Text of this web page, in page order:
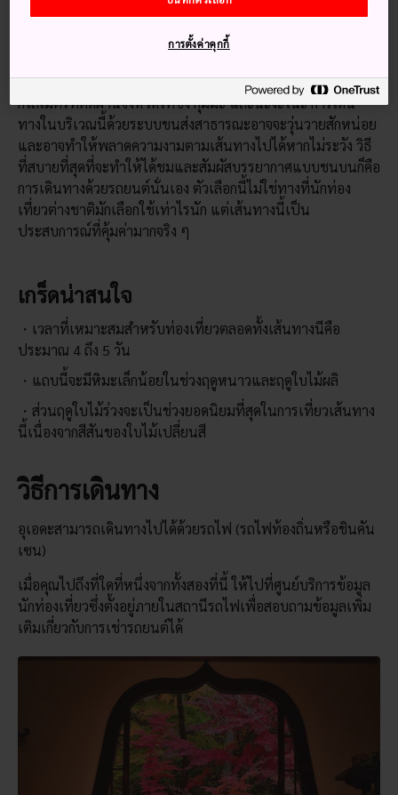
Photo credit: Japanische Romantische Straβe
ถนนสายโรแมนติกญี่ปุ่นเป็นเส้นทางยาวประมาณ 320
กิโลเมตรที่ตัดผ่านจังหวัดโทชิงิ กุมมะ และนะงะโนะ การเดิน
ทางในบริเวณนี้ด้วยระบบขนส่งสาธารณะอาจจะวุ่นวายสักหน่อย
และอาจทำให้พลาดความงามตามเส้นทางไปได้หากไม่ระวัง วิธี
ที่สบายที่สุดที่จะทำให้ได้ชมและสัมผัสบรรยากาศแบบชนบนก็คือ
การเดินทางด้วยรถยนต์นั่นเอง ตัวเลือกนี้ไม่ใช่ทางที่นักท่อง
เที่ยวต่างชาติมักเลือกใช้เท่าไรนัก แต่เส้นทางนี้เป็น
ประสบการณ์ที่คุ้มค่ามากจริง ๆ
เกร็ดน่าสนใจ
เวลาที่เหมาะสมสำหรับท่องเที่ยวตลอดทั้งเส้นทางนีคือ
ประมาณ 4 ถึง 5 วัน
แถบนี้จะมีหิมะเล็กน้อยในช่วงฤดูหนาวและฤดูใบไม้ผลิ
ส่วนฤดูใบไม้ร่วงจะเป็นช่วงยอดนิยมที่สุดในการเที่ยวเส้นทาง
นี้เนื่องจากสีสันของใบไม้เปลี่ยนสี
วิธีการเดินทาง
อุเอดะสามารถเดินทางไปได้ด้วยรถไฟ (รถไฟท้องถิ่นหรือชินคัน
เซน)
เมื่อคุณไปถึงที่ใดที่หนึ่งจากทั้งสองที่นี้ ให้ไปที่ศูนย์บริการข้อมูล
นักท่องเที่ยวซึ่งตั้งอยู่ภายในสถานีรถไฟเพื่อสอบถามข้อมูลเพิ่ม
เติมเกี่ยวกับการเช่ารถยนต์ได้
การตั้งค่าคุกกี้